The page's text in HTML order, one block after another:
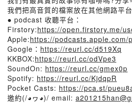
我們把高音質的檔案放在其他網路平
● podcast 收聽平台：
Firstory:https://open.firstory.me/
Apple:https://podcasts.apple.com/
Google： https://reurl.cc/d519Xq
KKBOX:https://reurl.cc/odVpe3
SoundOn: https://reurl.cc/gmex0p
Spotify: https://reurl.cc/KjdqpR
Pocket Casts: https://pca.st/
邀約(/◕ヮ◕)/ email: